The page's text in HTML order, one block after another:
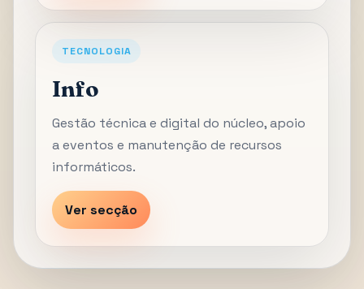
TECNOLOGIA
Info
Gestão técnica e digital do núcleo, apoio
a eventos e manutenção de recursos
informáticos.
Ver secção